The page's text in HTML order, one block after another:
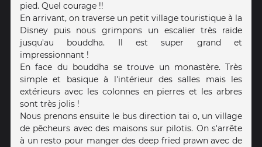
pied. Quel courage !!
En arrivant, on traverse un petit village touristique à la
Disney puis nous grimpons un escalier très raide
jusqu'au bouddha. Il est super grand et
impressionnant !
En face du bouddha se trouve un monastère. Très
simple et basique à l'intérieur des salles mais les
extérieurs avec les colonnes en pierres et les arbres
sont très jolis !
Nous prenons ensuite le bus direction tai o, un village
de pêcheurs avec des maisons sur pilotis. On s'arrête
à un resto pour manger des deep fried prawn avec de